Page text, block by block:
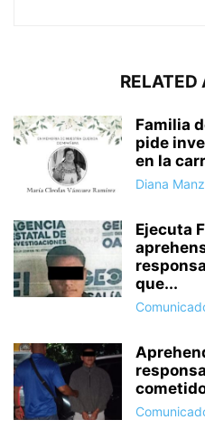
RELATED
Familia
pide
en la
Diana
Ejecuta
que...